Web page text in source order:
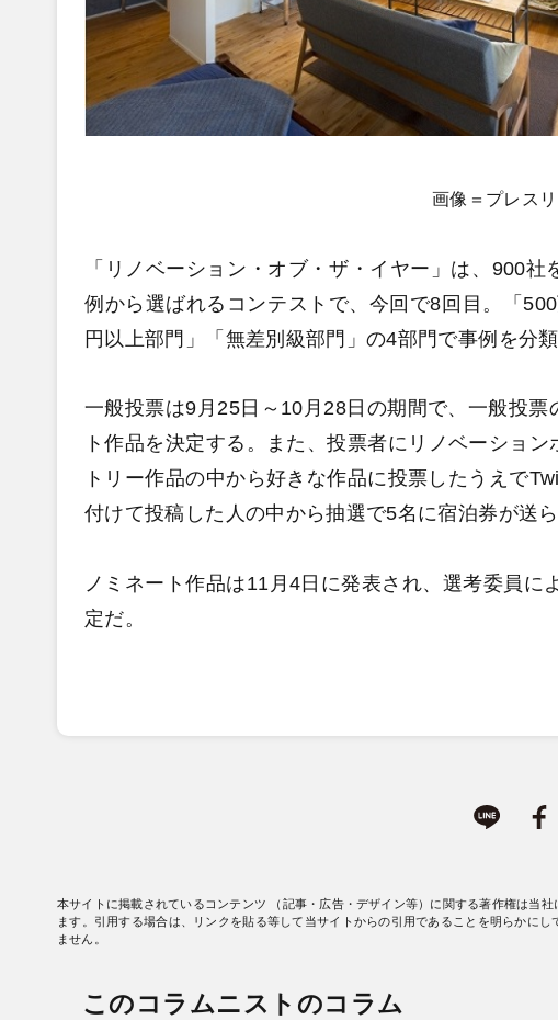
画像＝プレス
「リノベーション・オブ・ザ・イヤー」は、900
例から選ばれるコンテストで、今回で8回目。「
円以上部門」「無差別級部門」の4部門で事例を分
一般投票は9月25日～10月28日の期間で、一般投
ト作品を決定する。また、投票者にリノベーショ
トリー作品の中から好きな作品に投票したうえで
付けて投稿した人の中から抽選で5名に宿泊券が送ら
ノミネート作品は11月4日に発表され、選考委員
定だ。
本サイトに掲載されているコンテンツ （記事・広告・デザイン等）に関する著作権は当
ます。引用する場合は、リンクを貼る等して当サイトからの引用であることを明らかに
ません。
このコラムニストのコラム